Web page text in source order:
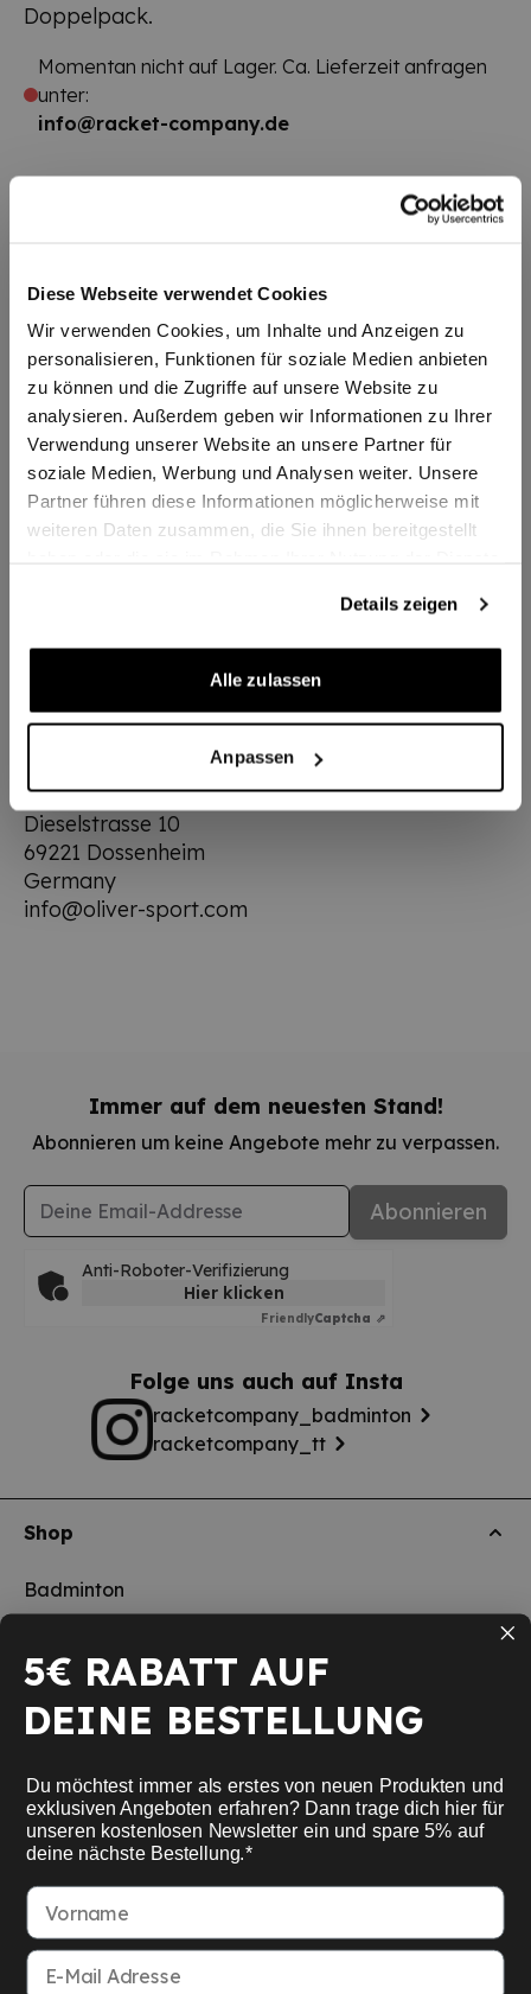
Diese Webseite verwendet Cookies
Wir verwenden Cookies, um Inhalte und Anzeigen zu
personalisieren, Funktionen für soziale Medien anbieten
zu können und die Zugriffe auf unsere Website zu
analysieren. Außerdem geben wir Informationen zu Ihrer
Verwendung unserer Website an unsere Partner für
soziale Medien, Werbung und Analysen weiter. Unsere
Partner führen diese Informationen möglicherweise mit
weiteren Daten zusammen, die Sie ihnen bereitgestellt
Details zeigen
Alle zulassen
Anpassen
Doppelpack.
Momentan nicht auf Lager. Ca. Lieferzeit anfragen
unter:
info@racket-company.de
Produktbeschreibung
Breites Schweissband von Oliver in zwei Farben.
Doppelpack.
Zusatzinformationen
Artikelnummer
650302
2-3 Tage
Herstellerinformationen
Oliver-Sport GmbH
Dieselstrasse 10
69221 Dossenheim
Germany
info@oliver-sport.com
Immer auf dem neuesten Stand!
Abonnieren um keine Angebote mehr zu verpassen.
E-Mail-Adresse Abonnieren
Anti-Roboter-Verifizierung
Hier klicken
FriendlyCaptcha ⇗
Folge uns auch auf Insta
racketcompany_badminton
racketcompany_tt
Shop
Badminton
Squash
Pickleball
Schulsport
Service
5€ RABATT AUF
DEINE BESTELLUNG
Du möchtest immer als erstes von neuen Produkten und
exklusiven Angeboten erfahren? Dann trage dich hier für
unseren kostenlosen Newsletter ein und spare 5% auf
deine nächste Bestellung.*
Vorname
E-Mail Adresse